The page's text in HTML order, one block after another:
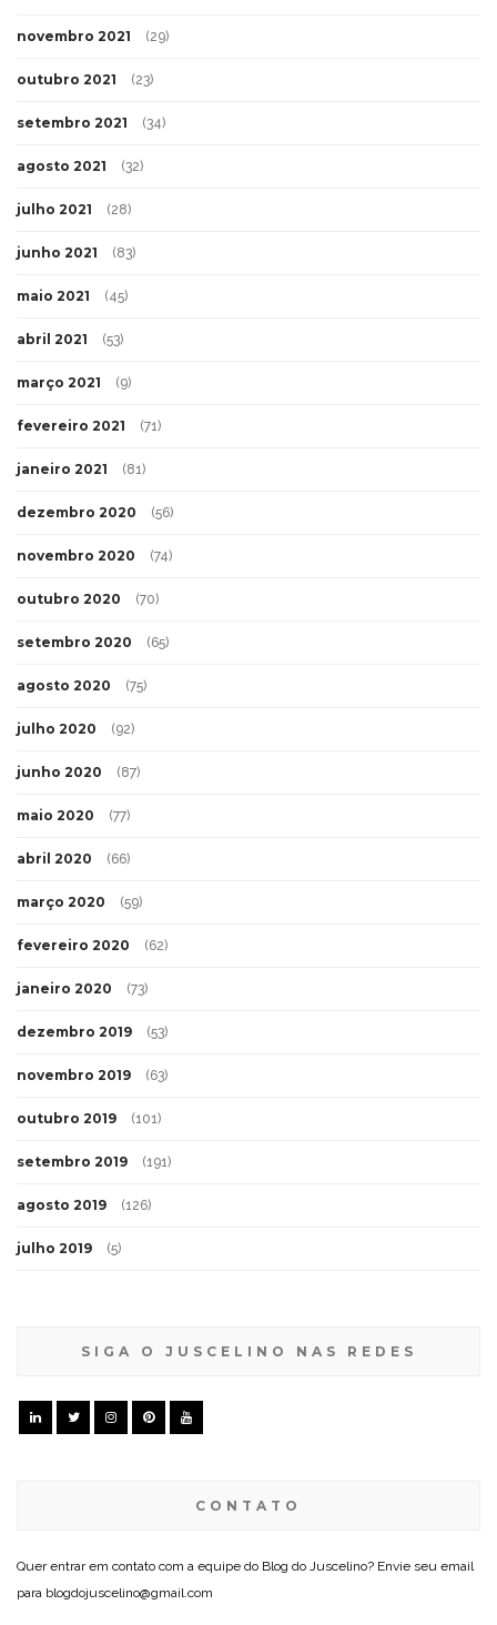
novembro 2021 (29)
outubro 2021 (23)
setembro 2021 (34)
agosto 2021 (32)
julho 2021 (28)
junho 2021 (83)
maio 2021 (45)
abril 2021 (53)
março 2021 (9)
fevereiro 2021 (71)
janeiro 2021 (81)
dezembro 2020 (56)
novembro 2020 (74)
outubro 2020 (70)
setembro 2020 (65)
agosto 2020 (75)
julho 2020 (92)
junho 2020 (87)
maio 2020 (77)
abril 2020 (66)
março 2020 (59)
fevereiro 2020 (62)
janeiro 2020 (73)
dezembro 2019 (53)
novembro 2019 (63)
outubro 2019 (101)
setembro 2019 (191)
agosto 2019 (126)
julho 2019 (5)
SIGA O JUSCELINO NAS REDES
CONTATO
Quer entrar em contato com a equipe do Blog do Juscelino? Envie seu email
para blogdojuscelino@gmail.com